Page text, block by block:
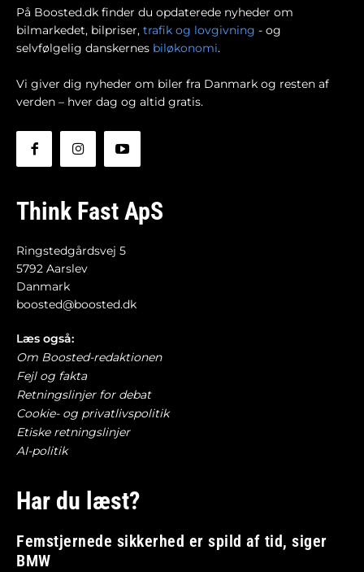
På Boosted.dk finder du opdaterede nyheder om
bilmarkedet, bilpriser, trafik og lovgivning - og
selvfølgelig danskernes biløkonomi.
Vi giver dig nyheder om biler fra Danmark og resten af
verden – hver dag og altid gratis.
Think Fast ApS
Ringstedgårdsvej 5
5792 Aarslev
Danmark
boosted@boosted.dk
Læs også:
Om Boosted-redaktionen
Fejl og fakta
Retningslinjer for debat
Cookie- og privatlivspolitik
Etiske retningslinjer
AI-politik
Har du læst?
Femstjernede sikkerhed er spild af tid, siger
BMW